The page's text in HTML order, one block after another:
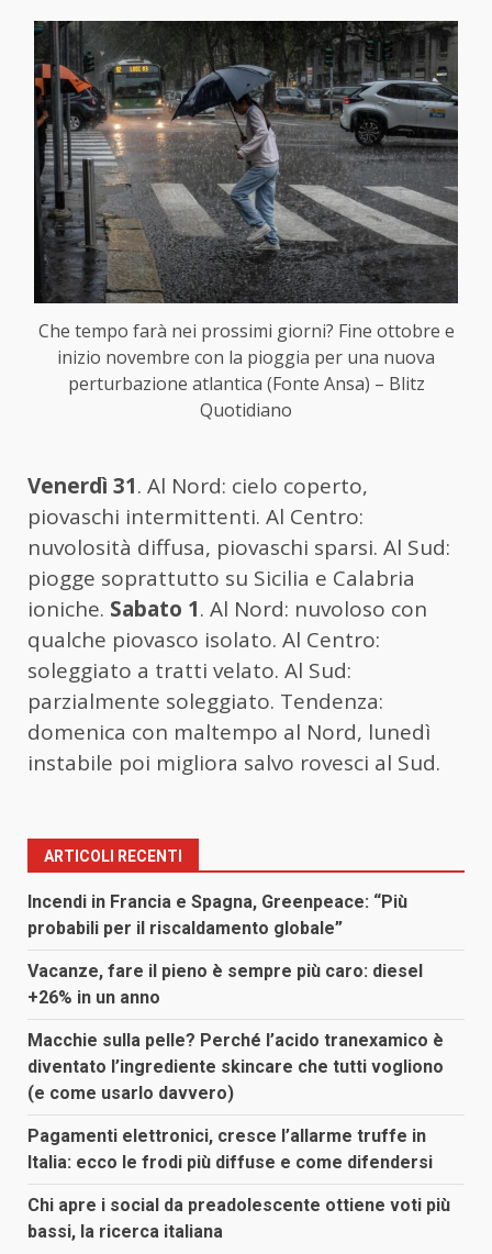
Che tempo farà nei prossimi giorni? Fine ottobre e
inizio novembre con la pioggia per una nuova
perturbazione atlantica (Fonte Ansa) – Blitz
Quotidiano
Venerdì 31. Al Nord: cielo coperto,
piovaschi intermittenti. Al Centro:
nuvolosità diffusa, piovaschi sparsi. Al Sud:
piogge soprattutto su Sicilia e Calabria
ioniche. Sabato 1. Al Nord: nuvoloso con
qualche piovasco isolato. Al Centro:
soleggiato a tratti velato. Al Sud:
parzialmente soleggiato. Tendenza:
domenica con maltempo al Nord, lunedì
instabile poi migliora salvo rovesci al Sud.
ARTICOLI RECENTI
Incendi in Francia e Spagna, Greenpeace: “Più
probabili per il riscaldamento globale”
Vacanze, fare il pieno è sempre più caro: diesel
+26% in un anno
Macchie sulla pelle? Perché l’acido tranexamico è
diventato l’ingrediente skincare che tutti vogliono
(e come usarlo davvero)
Pagamenti elettronici, cresce l’allarme truffe in
Italia: ecco le frodi più diffuse e come difendersi
Chi apre i social da preadolescente ottiene voti più
bassi, la ricerca italiana